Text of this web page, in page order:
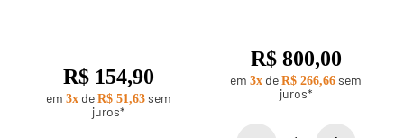
R$ 154,90
em 3xde R$ 51,63sem
juros*
R$ 800,00
em 3x de R$ 266,66 sem
juros*